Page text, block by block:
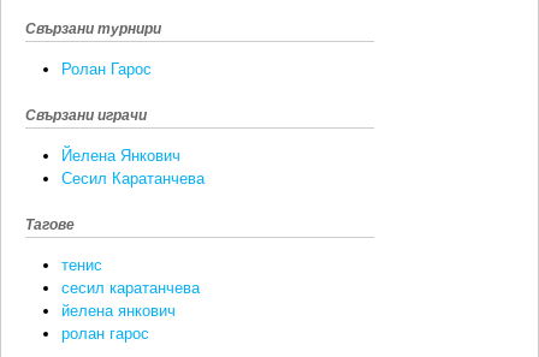
Свързани турнири
Ролан Гарос
Свързани играчи
Йелена Янкович
Сесил Каратанчева
Тагове
тенис
сесил каратанчева
йелена янкович
ролан гарос